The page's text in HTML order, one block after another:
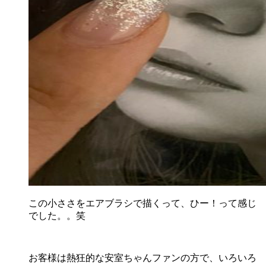
この小ささをエアブラシで描くって、ひー！って感じ
でした。。笑
お客様は熱狂的な安室ちゃんファンの方で、いろいろ